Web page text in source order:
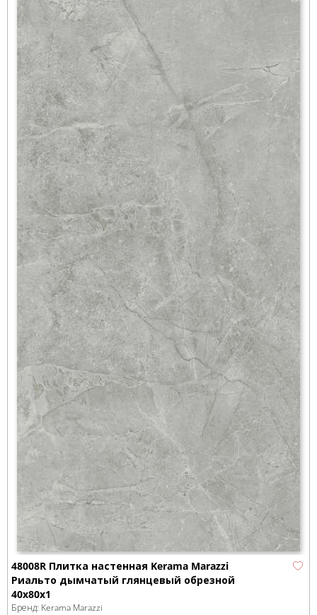
48008R Плитка настенная Kerama Marazzi
Риальто дымчатый глянцевый обрезной
40x80x1
Бренд: Kerama Marazzi